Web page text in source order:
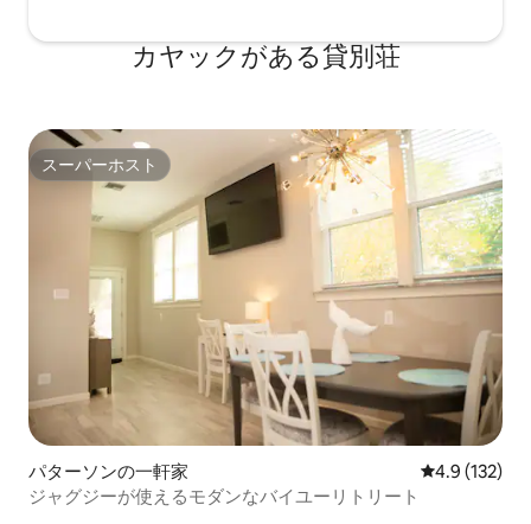
カヤックがある貸別荘
スーパーホスト
スーパーホスト
パターソンの一軒家 レビュー132
4.9 (132)
ジャグジーが使えるモダンなバイユーリトリート